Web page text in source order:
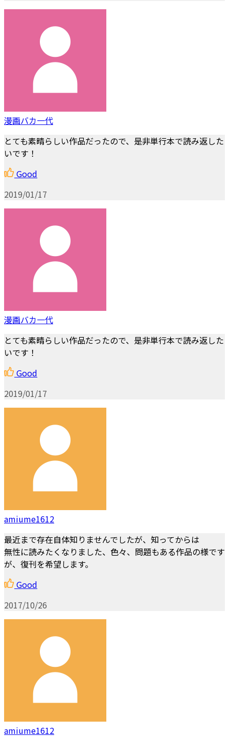
漫画バカ一代
とても素晴らしい作品だったので、是非単行本で読み返した
いです！
Good
2019/01/17
漫画バカ一代
とても素晴らしい作品だったので、是非単行本で読み返した
いです！
Good
2019/01/17
amiume1612
最近まで存在自体知りませんでしたが、知ってからは
無性に読みたくなりました、色々、問題もある作品の様です
が、復刊を希望します。
Good
2017/10/26
amiume1612